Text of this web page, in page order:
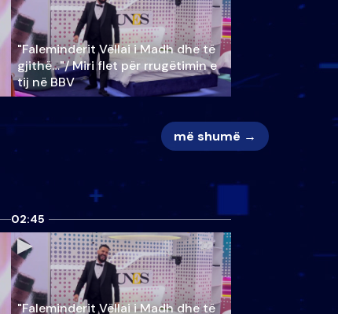
"Faleminderit Vëllai i Madh dhe të
gjithë…"/ Miri flet për rrugëtimin e
tij në BBV
më shumë →
02:45
"Faleminderit Vëllai i Madh dhe të